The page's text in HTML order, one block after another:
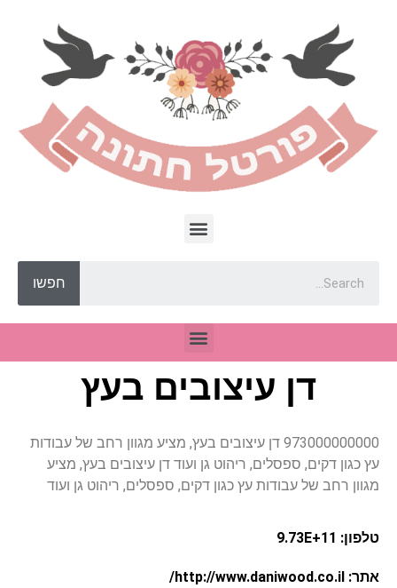
חפשו
דן עיצובים בעץ
973000000000 דן עיצובים בעץ, מציע מגוון רחב של עבודות
עץ כגון דקים, ספסלים, ריהוט גן ועוד דן עיצובים בעץ, מציע
מגוון רחב של עבודות עץ כגון דקים, ספסלים, ריהוט גן ועוד
טלפון: 9.73E+11
אתר: http://www.daniwood.co.il/